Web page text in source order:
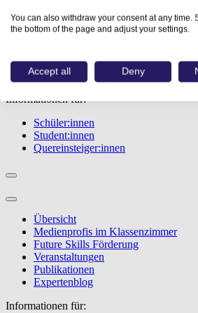
Übersicht
Berufe
Studiengänge
Berufstest
Bewerbungstipps
Informationen für:
Schüler:innen
Student:innen
Quereinsteiger:innen
Übersicht
Medienprofis im Klassenzimmer
Future Skills Förderung
Veranstaltungen
Publikationen
Expertenblog
Informationen für:
You can also withdraw your consent at any time.
the bottom of the page and adjust your settings.
Accept all Deny